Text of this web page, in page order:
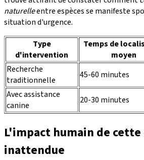
naturelleentre espèces se manifeste
situation d'urgence.
Type
d'intervention
Temps de
moyen
Recherche
traditionnelle
45-60 minutes
Avec assistance
canine
20-30 minutes
L'impact humain de
inattendue